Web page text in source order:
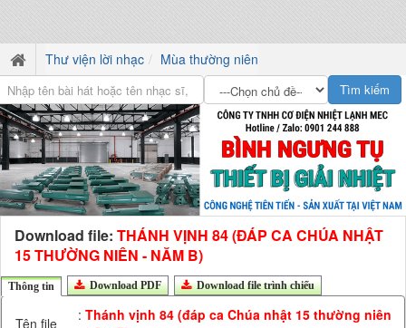
Thư viện lời nhạc Mùa thường niên
Download file: THÁNH VỊNH 84 (ĐÁP CA CHÚA NHẬT
15 THƯỜNG NIÊN - NĂM B)
Thông tin Download PDF Download file trình chiếu
Tên file : Thánh vịnh 84 (đáp ca Chúa nhật 15 thường niên